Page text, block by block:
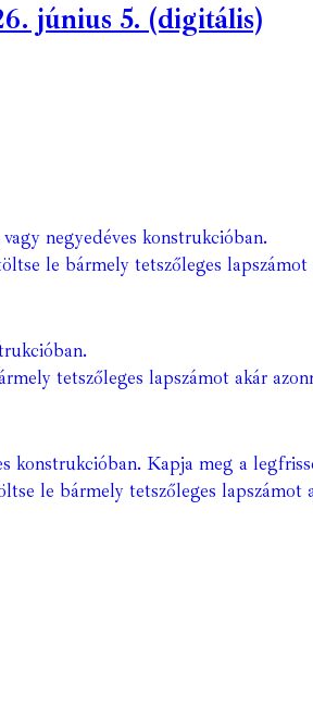
június 5. (digitális)
negyedéves konstrukcióban.
le bármely tetszőleges lapszámot
tetszőleges lapszámot akár
konstrukcióban. Kapja meg a
le bármely tetszőleges lapszámot